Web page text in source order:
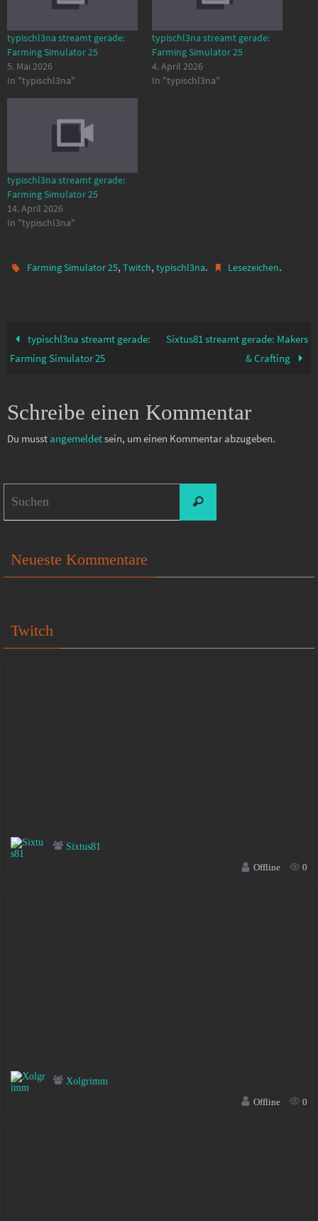
typischl3na streamt gerade:
Farming Simulator 25
5. Mai 2026
In "typischl3na"
typischl3na streamt gerade:
Farming Simulator 25
4. April 2026
In "typischl3na"
typischl3na streamt gerade:
Farming Simulator 25
14. April 2026
In "typischl3na"
Farming Simulator 25,Twitch,typischl3na. Lesezeichen.
typischl3na streamt gerade:
Farming Simulator 25
Sixtus81 streamt gerade: Makers
& Crafting
Schreibe einen Kommentar
Du musst angemeldetsein, um einen Kommentar abzugeben.
Suchen
Neueste Kommentare
Twitch
Sixtus81
Offline
0
Xolgrimm
Offline
0